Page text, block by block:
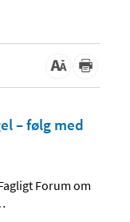
– følg med
Forum om